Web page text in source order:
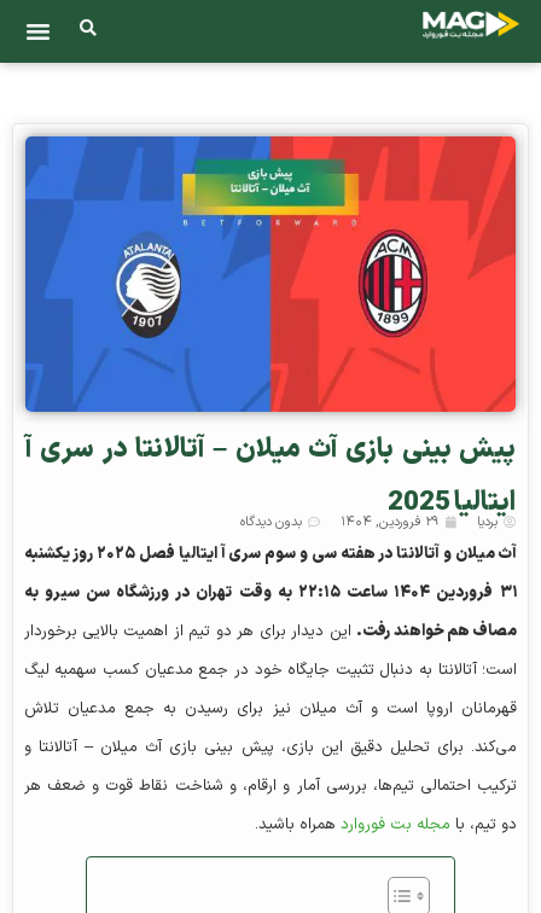
پیش بینی بازی آث میلان – آتالانتا در سری آ
ایتالیا 2025
بردیا ۲۹ فروردین, ۱۴۰۴ بدون دیدگاه
آث میلان و آتالانتا در هفته سی و سوم سری آ ایتالیا فصل ۲۰۲۵ روز یکشنبه
۳۱ فروردین ۱۴۰۴ ساعت ۲۲:۱۵ به وقت تهران در ورزشگاه سن سیرو به
مصاف هم خواهند رفت. این دیدار برای هر دو تیم از اهمیت بالایی برخوردار
است؛ آتالانتا به دنبال تثبیت جایگاه خود در جمع مدعیان کسب سهمیه لیگ
قهرمانان اروپا است و آث میلان نیز برای رسیدن به جمع مدعیان تلاش
می‌کند. برای تحلیل دقیق این بازی، پیش بینی بازی آث میلان – آتالانتا و
ترکیب احتمالی تیم‌ها، بررسی آمار و ارقام، و شناخت نقاط قوت و ضعف هر
دو تیم، با مجله بت فورواردهمراه باشید.